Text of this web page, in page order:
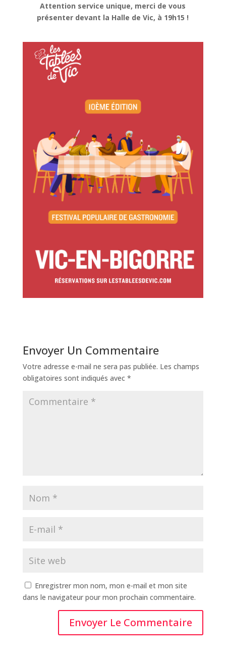
Attention service unique, merci de vous
présenter devant la Halle de Vic, à 19h15 !
Envoyer Un Commentaire
Votre adresse e-mail ne sera pas publiée. Les champs
obligatoires sont indiqués avec *
Enregistrer mon nom, mon e-mail et mon site
dans le navigateur pour mon prochain commentaire.